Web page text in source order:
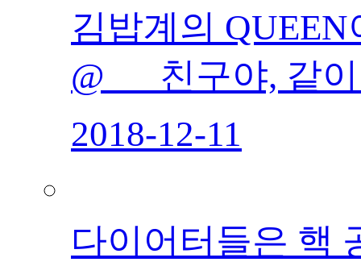
김밥계의
@___친구야, 같
2018-12-11
다이어터들은 핵